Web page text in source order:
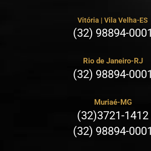
Vitória | Vila Velha-ES
(32) 98894-0001
Rio de Janeiro-RJ
(32) 98894-0001
Muriaé-MG
(32)3721-1412
(32) 98894-0001